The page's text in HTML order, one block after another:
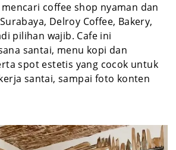
mencari coffee shop nyaman dan
Delroy Coffee, Bakery,
pilihan wajib. Cafe ini
santai, menu kopi dan
spot estetis yang cocok untuk
santai, sampai foto konten